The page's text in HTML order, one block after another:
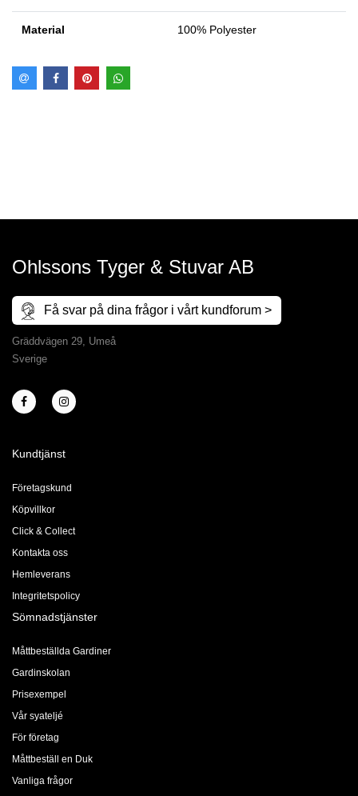
Material 100% Polyester
Ohlssons Tyger & Stuvar AB
Få svar på dina frågor i vårt kundforum >
Gräddvägen 29, Umeå
Sverige
Kundtjänst
Företagskund
Köpvillkor
Click & Collect
Kontakta oss
Hemleverans
Integritetspolicy
Sömnadstjänster
Måttbeställda Gardiner
Gardinskolan
Prisexempel
Vår syateljé
För företag
Måttbeställ en Duk
Vanliga frågor